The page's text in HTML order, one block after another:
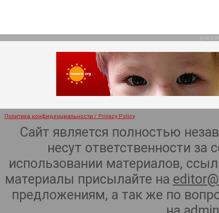
Политика конфиденциальности / Privacy Policy
Сайт является полностью
несут ответственности
использовании материалов,
материалы присылайте на
предложениям, а так же по